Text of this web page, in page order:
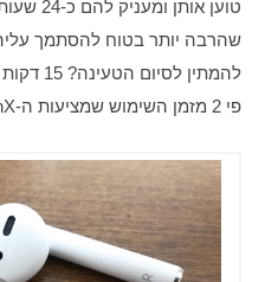
פי 2 מזמן השימוש שמציעות ה-IconX לאחר טעינה מלאה.